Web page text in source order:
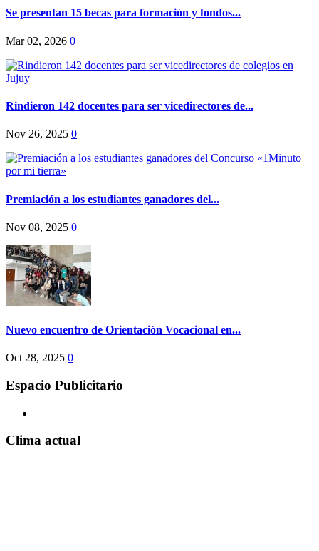
Se presentan 15 becas para formación y fondos...
Mar 02, 2026 0
Rindieron 142 docentes para ser vicedirectores de...
Nov 26, 2025 0
Premiación a los estudiantes ganadores del...
Nov 08, 2025 0
Nuevo encuentro de Orientación Vocacional en...
Oct 28, 2025 0
Espacio Publicitario
Clima actual